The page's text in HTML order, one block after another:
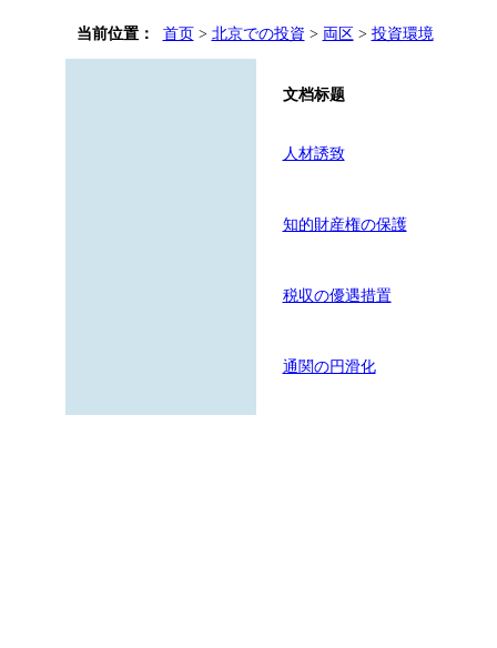
当前位置： 首页> 北京での投資 > 両区> 投資環境
文档标题
人材誘致
知的財産権の保護
税収の優遇措置
通関の円滑化